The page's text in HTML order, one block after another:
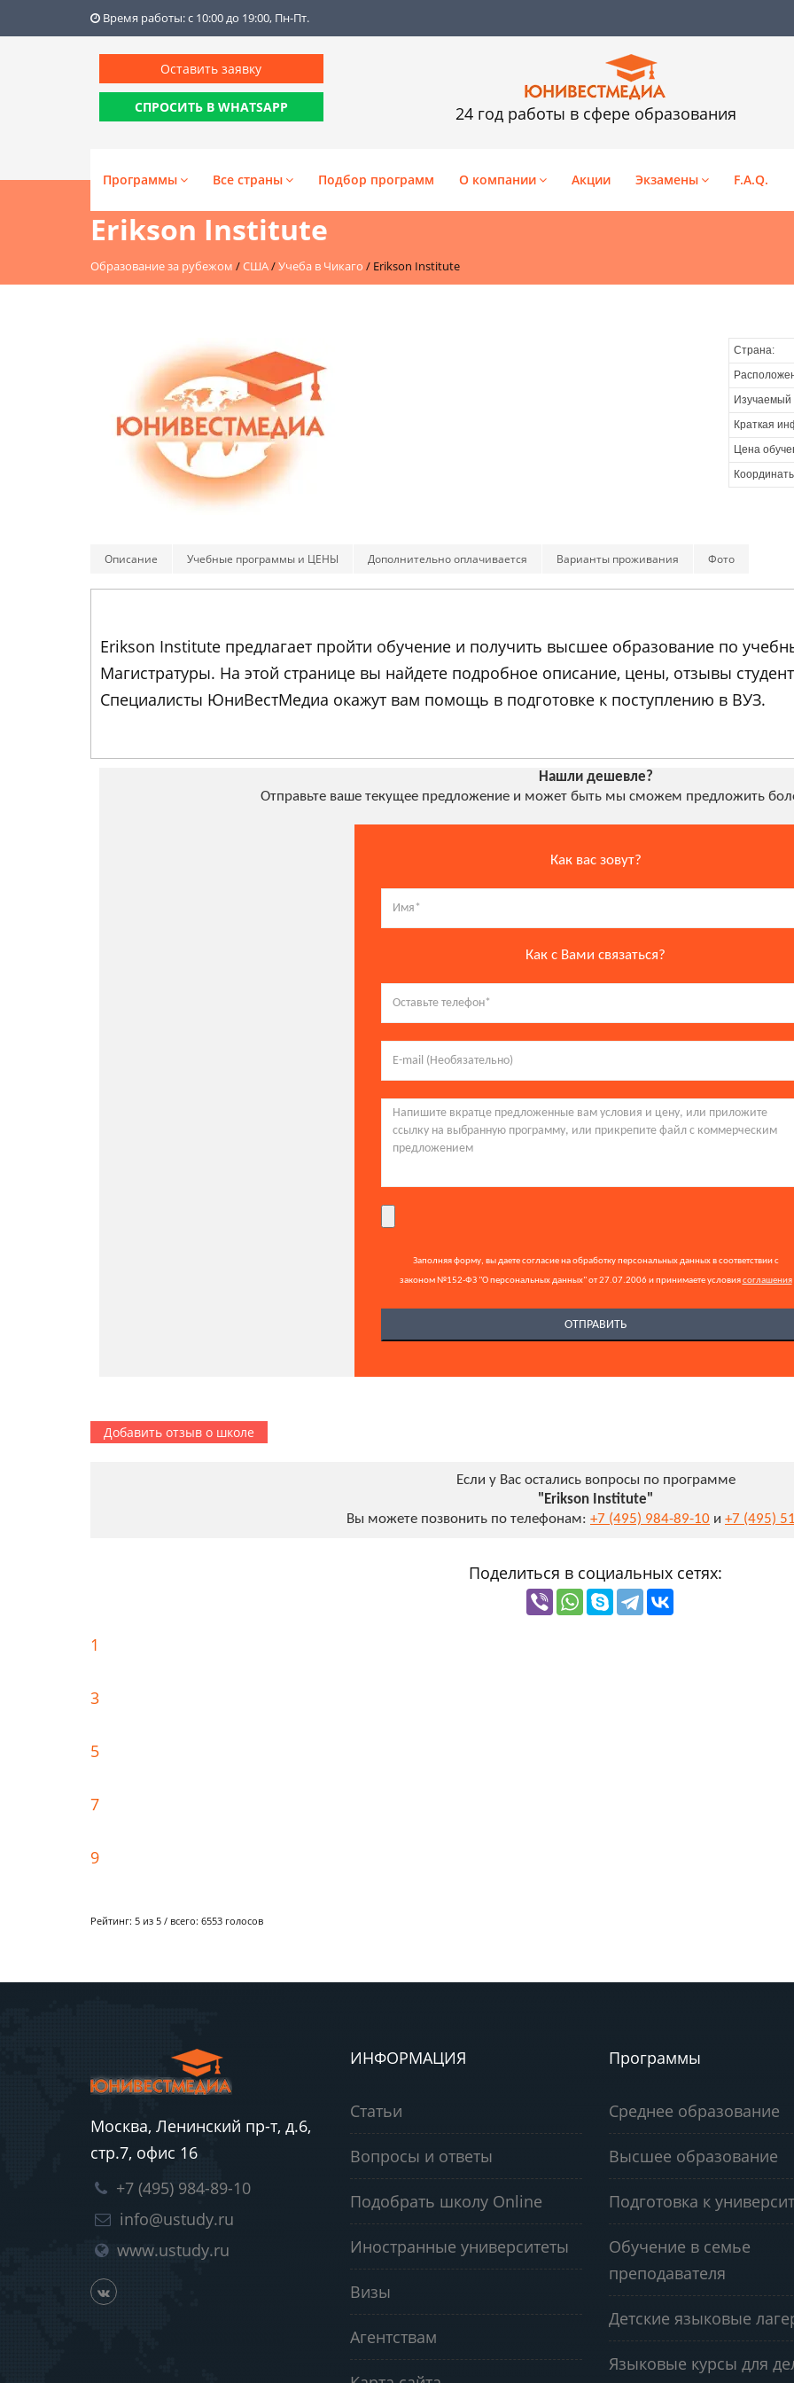
Время работы: с 10:00 до 19:00, Пн-Пт.
Оставить заявку
СПРОСИТЬ В WHATSAPP 24 год работы в сфере образования
Программы Все страны Подбор программ О компании Акции Экзамены F.A.Q.
Erikson Institute
Образование за рубежом /США/Учеба в Чикаго / Erikson Institute
Страна:
Изучаемый
Краткая
Цена
Описание Учебные программы и ЦЕНЫ Дополнительно оплачивается Варианты проживания Фото
Erikson Institute предлагает пройти обучение и получить высшее образование по
Магистратуры. На этой странице вы найдете подробное описание, цены, отзывы
Специалисты ЮниВестМедиа окажут вам помощь в подготовке к поступлению в ВУЗ.
Нашли дешевле?
Отправьте ваше текущее предложение и может быть мы сможем предложить
Как вас зовут?
Как с Вами связаться?
Заполняя форму, вы даете согласие на обработку персональных данных в соответствии с
законом №152-ФЗ "О персональных данных" от 27.07.2006 и принимаете условиясоглашения
Добавить отзыв о школе
Если у Вас остались вопросы по программе
"Erikson Institute"
Вы можете позвонить по телефонам: +7 (495) 984-89-10 и +7 (495)
Поделиться в социальных сетях:
1
3
5
7
9
Рейтинг: 5 из 5 / всего: 6553 голосов
Москва, Ленинский пр-т, д.6,
стр.7, офис 16
+7 (495) 984-89-10
info@ustudy.ru
www.ustudy.ru
ИНФОРМАЦИЯ
Статьи
Вопросы и ответы
Подобрать школу Online
Иностранные университеты
Визы
Агентствам
Программы
Среднее образование
Высшее образование
Подготовка к
Обучение в семье
преподавателя
Детские языковые
Языковые курсы для